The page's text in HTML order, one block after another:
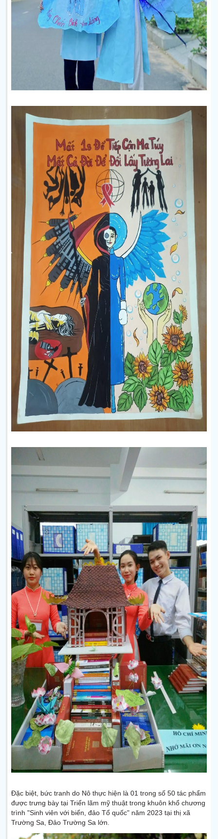
Đặc biệt, bức tranh do Nô thực hiện là 01 trong số 50 tác phẩm
được trưng bày tại Triển lãm mỹ thuật trong khuôn khổ chương
trình "Sinh viên với biển, đảo Tổ quốc" năm 2023 tại thị xã
Trường Sa, Đảo Trường Sa lớn.